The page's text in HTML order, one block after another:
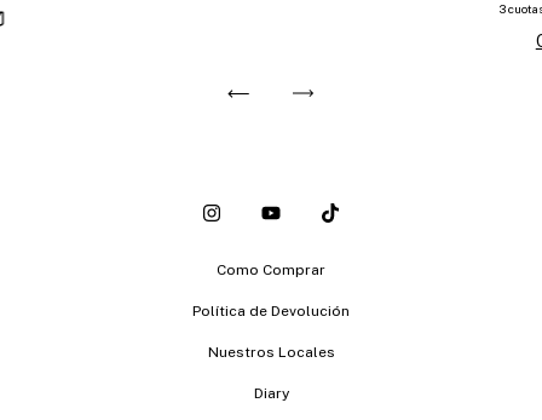
3
Como Comprar
Política de Devolución
Nuestros Locales
Diary